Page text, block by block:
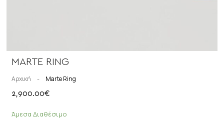
MARTE RING
Αρχική - Marte Ring
2,900.00€
Άμεσα Διαθέσιμο